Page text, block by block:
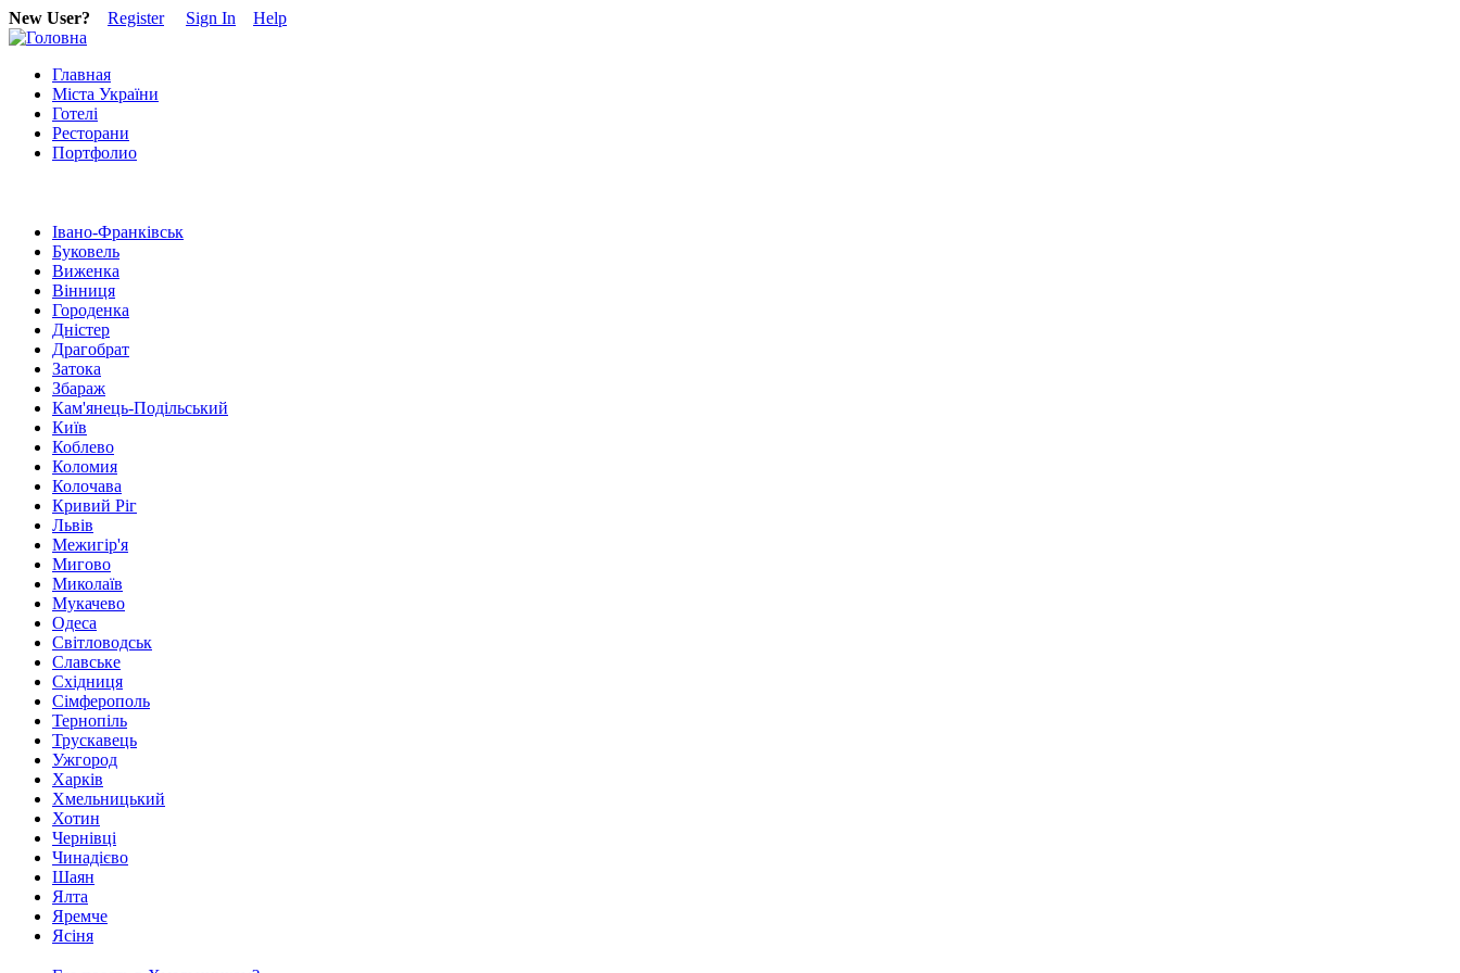
New User? Register Sign In Help
Главная
Міста України
Готелі
Ресторани
Портфолио
Івано-Франківськ
Буковель
Виженка
Вінниця
Городенка
Дністер
Драгобрат
Затока
Збараж
Кам'янець-Подільський
Київ
Коблево
Коломия
Колочава
Кривий Ріг
Львів
Межигір'я
Мигово
Миколаїв
Мукачево
Одеса
Світловодськ
Славське
Східниця
Сімферополь
Тернопіль
Трускавець
Ужгород
Харків
Хмельницький
Хотин
Чернівці
Чинадієво
Шаян
Ялта
Яремче
Ясіня